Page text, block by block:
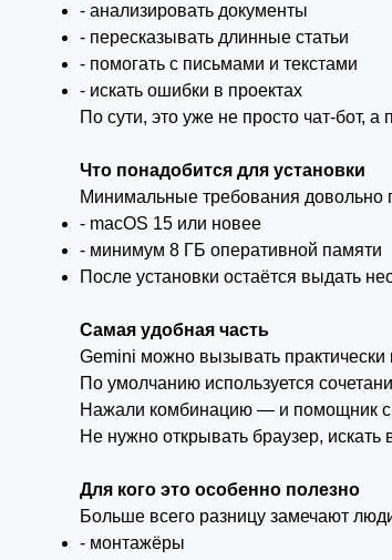
- анализировать документы
- пересказывать длинные статьи
- помогать с письмами и текстами
- искать ошибки в проектах
По сути, это уже не просто чат-бот,
Что понадобится для установки
Минимальные требования довольно
- macOS 15 или новее
- минимум 8 ГБ оперативной памяти
После установки остаётся выдать
Самая удобная часть
Gemini можно вызывать практически
По умолчанию используется
Нажали комбинацию — и помощник
Не нужно открывать браузер, искать
Для кого это особенно полезно
Больше всего разницу замечают
- монтажёры